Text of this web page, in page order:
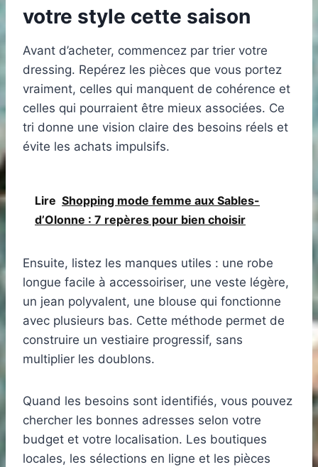
votre style cette saison
Avant d’acheter, commencez par trier votre
dressing. Repérez les pièces que vous portez
vraiment, celles qui manquent de cohérence et
celles qui pourraient être mieux associées. Ce
tri donne une vision claire des besoins réels et
évite les achats impulsifs.
Lire Shopping mode femme aux Sables-
d’Olonne : 7 repères pour bien choisir
Ensuite, listez les manques utiles : une robe
longue facile à accessoiriser, une veste légère,
un jean polyvalent, une blouse qui fonctionne
avec plusieurs bas. Cette méthode permet de
construire un vestiaire progressif, sans
multiplier les doublons.
Quand les besoins sont identifiés, vous pouvez
chercher les bonnes adresses selon votre
budget et votre localisation. Les boutiques
locales, les sélections en ligne et les pièces